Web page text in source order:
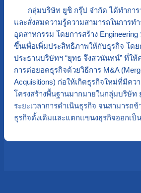
กลุ่มบริษัท ยูชิ กรุ๊ป จำกัด ได้ทำการ
และสั่งสมความรู้ความสามารถในการท
อุตสาหกรรม โดยการสร้าง Engineering
ขึ้นเพื่อเพิ่มประสิทธิภาพให้กับธุรกิจ โด
ประธานบริษัทฯ “ยุทธ จึงสวนันทน์” ที่ใ
การต่อยอดธุรกิจด้วยวิธีการ M&A
Acquisitions) ก่อให้เกิดธุรกิจใหม่ที่มีคว
โครงสร้างพื้นฐานมากมายในกลุ่มบริษัท
ระยะเวลาการดำเนินธุรกิจ จนสามารถ
ธุรกิจดั้งเดิมและแตกแขนงธุรกิจออกเป็